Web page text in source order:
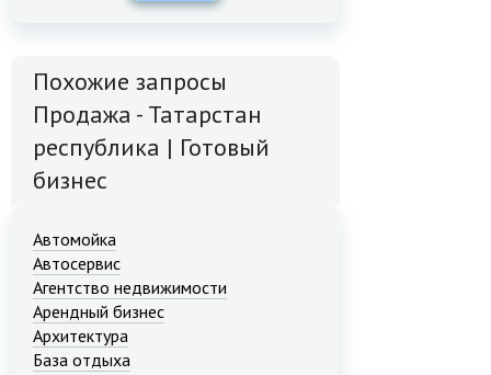
Похожие запросы
Продажа - Татарстан
республика | Готовый
бизнес
Автомойка
Автосервис
Агентство недвижимости
Арендный бизнес
Архитектура
База отдыха